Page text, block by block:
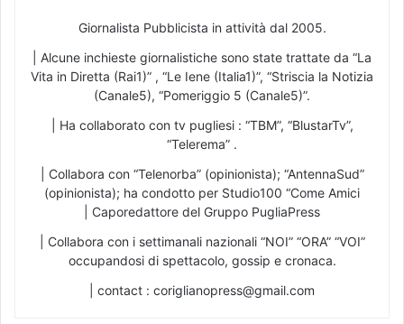
Giornalista Pubblicista in attività dal 2005.
| Alcune inchieste giornalistiche sono state trattate da “La
Vita in Diretta (Rai1)” , “Le Iene (Italia1)”, “Striscia la Notizia
(Canale5), “Pomeriggio 5 (Canale5)”.
| Ha collaborato con tv pugliesi : “TBM”, “BlustarTv”,
“Telerema” .
| Collabora con “Telenorba” (opinionista); “AntennaSud”
(opinionista); ha condotto per Studio100 “Come Amici
| Caporedattore del Gruppo PugliaPress
| Collabora con i settimanali nazionali “NOI” “ORA” “VOI”
occupandosi di spettacolo, gossip e cronaca.
| contact : coriglianopress@gmail.com